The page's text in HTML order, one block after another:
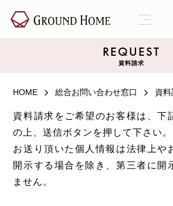
REQUEST
資料請求
HOME 総合お問い合わせ窓口 資
資料請求をご希望のお客様は、下
の上、送信ボタンを押して下さい。
お送り頂いた個人情報は法律上や
開示する場合を除き、第三者に開
ません。